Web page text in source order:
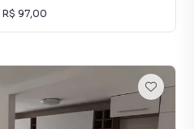
R$ 97,00